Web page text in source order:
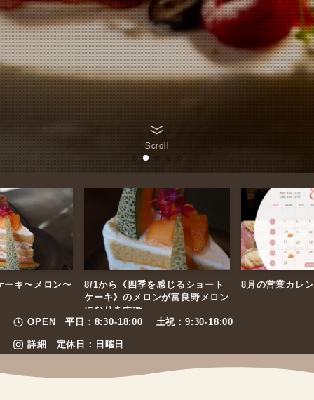
Scroll
ーキ〜メロン〜
8/1から《四季を感じるショート
ケーキ》のメロンが富良野メロン
になります🍈
8月の営業カレ
OPEN 平日：8:30-18:00 土祝：9:30-18:00
詳細 定休日：日曜日